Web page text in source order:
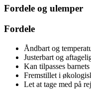
Fordele og ulemper
Fordele
Åndbart og
Justerbart og
Kan tilpasses
Fremstillet i
Let at tage med på